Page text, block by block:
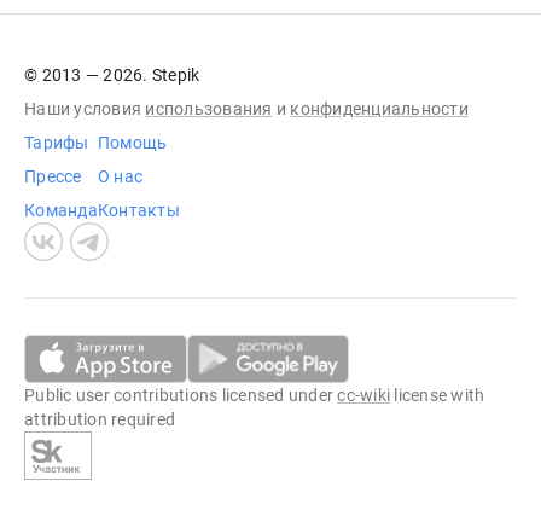
© 2013 — 2026. Stepik
Наши условия использования и конфиденциальности
Тарифы
Прессе
Команда
Помощь
О нас
Контакты
Public user contributions licensed undercc-wiki license with
attribution required